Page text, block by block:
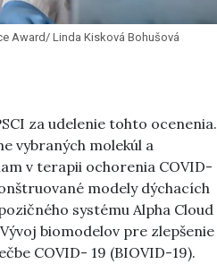
Award/ Linda Kisková Bohušová
za udelenie tohto ocenenia.
vybraných molekúl a
v terapii ochorenia COVID-
modely dýchacích
systému Alpha Cloud
biomodelov pre zlepšenie
COVID- 19 (BIOVID-19).